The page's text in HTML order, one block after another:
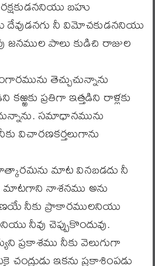
బహు
నీ విమోచకుడననియు
జనముల పాలు కుడిచి రాజుల
తెచ్చుచున్నాను
ప్రతిగా ఇత్తడిని రాళ్లకు
సమాధానమును
విచారణకర్తలుగాను
మాట వినబడదు నీ
మాటగాని నాశనము అను
నీకు ప్రాకారములనియు
నీవు చెప్పుకొందువు.
ప్రకాశము నీకు వెలుగుగా
చంద్రుడు ఇకను ప్రకాశింపడు